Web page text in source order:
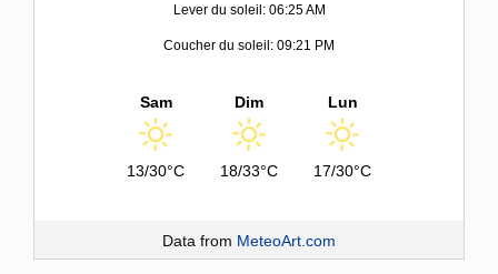
Lever du soleil: 06:25 AM
Coucher du soleil: 09:21 PM
Sam
13/30°C
Dim
18/33°C
Lun
17/30°C
Data from MeteoArt.com